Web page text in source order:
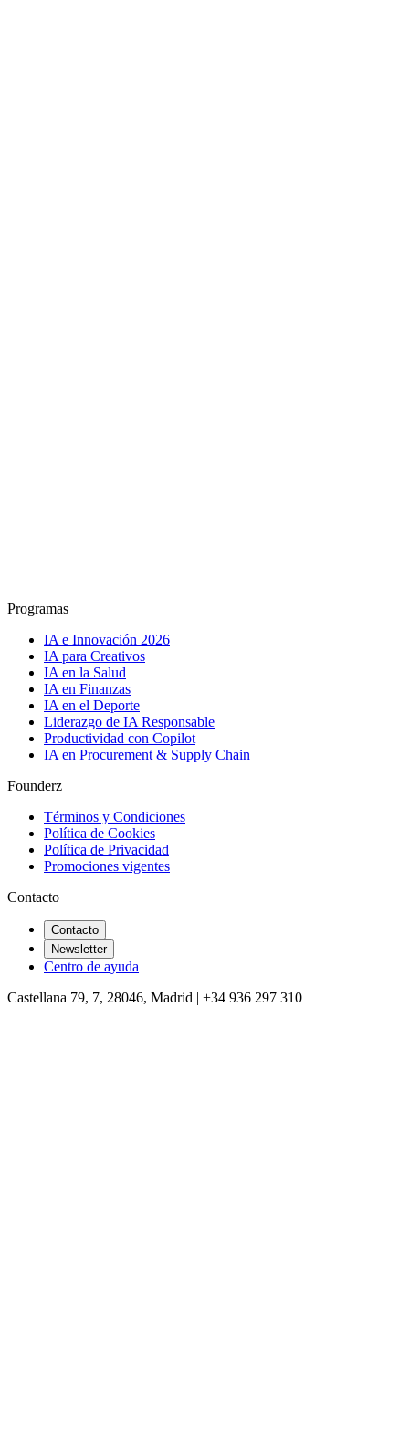
Programas
IA e Innovación 2026
IA para Creativos
IA en la Salud
IA en Finanzas
IA en el Deporte
Liderazgo de IA Responsable
Productividad con Copilot
IA en Procurement & Supply Chain
Founderz
Términos y Condiciones
Política de Cookies
Política de Privacidad
Promociones vigentes
Contacto
Contacto
Newsletter
Centro de ayuda
Castellana 79, 7, 28046, Madrid | +34 936 297 310